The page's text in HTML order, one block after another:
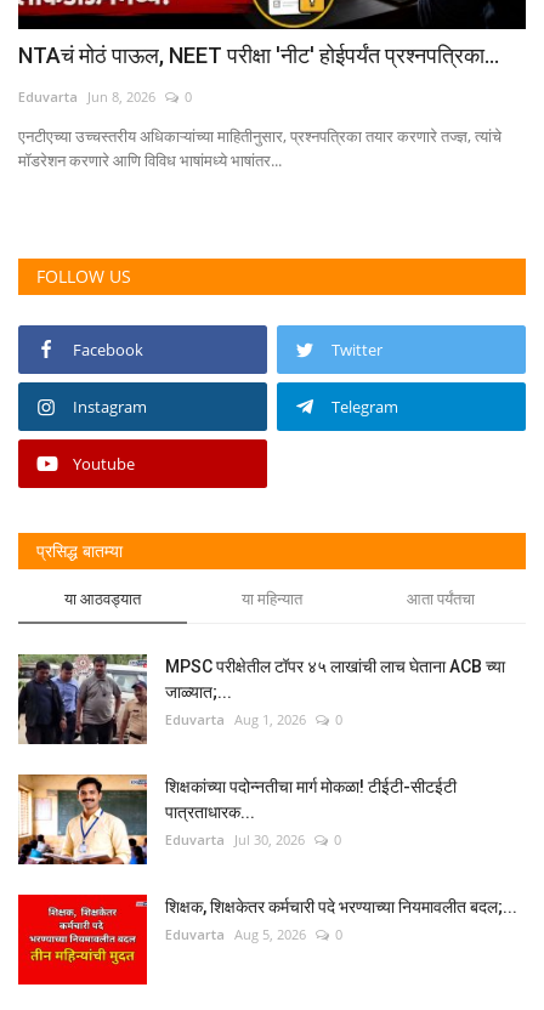
NTAचं मोठं पाऊल, NEET परीक्षा 'नीट' होईपर्यंत प्रश्नपत्रिका...
Eduvarta Jun 8, 2026 0
एनटीएच्या उच्चस्तरीय अधिकाऱ्यांच्या माहितीनुसार, प्रश्नपत्रिका तयार करणारे तज्ज्ञ, त्यांचे
मॉडरेशन करणारे आणि विविध भाषांमध्ये भाषांतर...
FOLLOW US
Facebook Twitter
Instagram Telegram
Youtube
प्रसिद्ध बातम्या
या आठवड्यात या महिन्यात आता पर्यंतचा
MPSC परीक्षेतील टॉपर ४५ लाखांची लाच घेताना ACB च्या
जाळ्यात;...
Eduvarta Aug 1, 2026 0
शिक्षकांच्या पदोन्नतीचा मार्ग मोकळा! टीईटी-सीटईटी
पात्रताधारक...
Eduvarta Jul 30, 2026 0
शिक्षक, शिक्षकेतर कर्मचारी पदे भरण्याच्या नियमावलीत बदल;...
Eduvarta Aug 5, 2026 0